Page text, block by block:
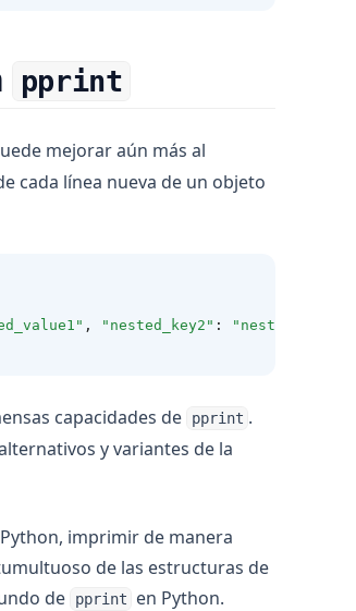
pprint
mejorar aún más al
cada línea nueva de un objeto
, "nested_key2" : "nested_value2"
capacidades de pprint .
y variantes de la
imprimir de manera
de las estructuras de
de
pprint en Python.